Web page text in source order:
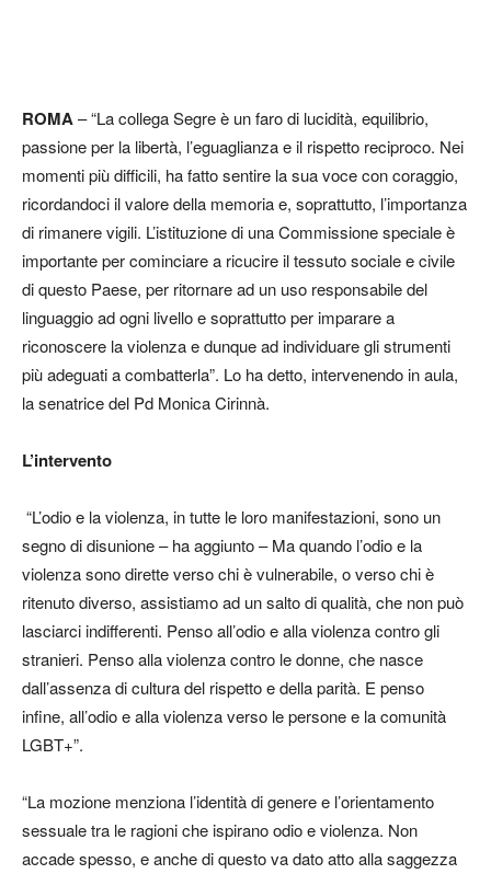
ROMA– “La collega Segre è un faro di lucidità, equilibrio,
passione per la libertà, l’eguaglianza e il rispetto reciproco. Nei
momenti più difficili, ha fatto sentire la sua voce con coraggio,
ricordandoci il valore della memoria e, soprattutto, l’importanza
di rimanere vigili. L’istituzione di una Commissione speciale è
importante per cominciare a ricucire il tessuto sociale e civile
di questo Paese, per ritornare ad un uso responsabile del
linguaggio ad ogni livello e soprattutto per imparare a
riconoscere la violenza e dunque ad individuare gli strumenti
più adeguati a combatterla”. Lo ha detto, intervenendo in aula,
la senatrice del Pd Monica Cirinnà.
L’intervento
“L’odio e la violenza, in tutte le loro manifestazioni, sono un
segno di disunione – ha aggiunto – Ma quando l’odio e la
violenza sono dirette verso chi è vulnerabile, o verso chi è
ritenuto diverso, assistiamo ad un salto di qualità, che non può
lasciarci indifferenti. Penso all’odio e alla violenza contro gli
stranieri. Penso alla violenza contro le donne, che nasce
dall’assenza di cultura del rispetto e della parità. E penso
infine, all’odio e alla violenza verso le persone e la comunità
LGBT+”.
“La mozione menziona l’identità di genere e l’orientamento
sessuale tra le ragioni che ispirano odio e violenza. Non
accade spesso, e anche di questo va dato atto alla saggezza